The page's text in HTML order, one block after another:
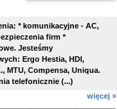
* komunikacyjne - AC,
firm *
Jesteśmy
Ergo Hestia, HDI,
MTU, Compensa, Uniqua.
telefonicznie (...)
więcej »